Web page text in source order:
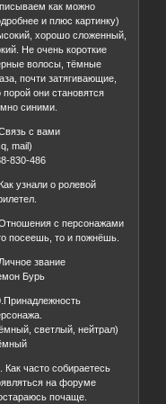
как можно
и плюс картинку)
хорошо сложенный,
Не очень короткие
волосы, тёмные
почти затягивающие,
порой они становятся
синими.
с вами
mail)
830-486
узнали о ролевой
с персонажами
посеешь, то и пожнёшь.
звание
Бурь
светлый, нейтрал)
Как часто собираетесь
на форуме
почаще.